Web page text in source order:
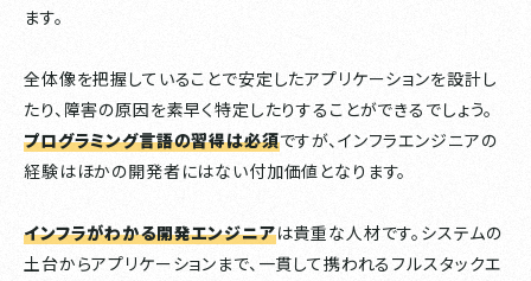
ます。
全体像を把握していることで安定したアプリケーションを設計し
たり、障害の原因を素早く特定したりすることができるでしょう。
プログラミング言語の習得は必須ですが、インフラエンジニアの
経験はほかの開発者にはない付加価値となります。
インフラがわかる開発エンジニアは貴重な人材です。システムの
土台からアプリケーションまで、一貫して携われるフルスタックエ